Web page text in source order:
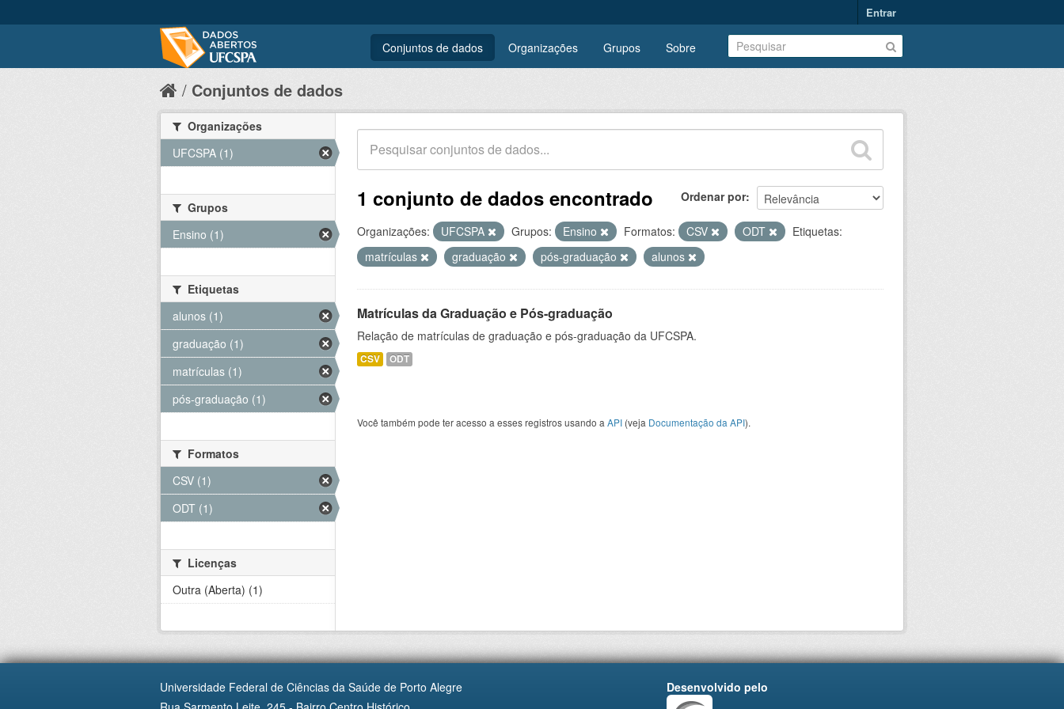
Entrar
Conjuntos de dados Organizações Grupos Sobre
Conjuntos de dados
Ordenar por
1 conjunto de dados encontrado
Organizações: UFCSPA Grupos: Ensino Formatos: CSV ODT
Etiquetas:
matrículas
graduação pós-graduação alunos
Matrículas da Graduação e Pós-graduação
Relação de matrículas de graduação e pós-graduação da UFCSPA.
CSV ODT
Você também pode ter acesso a esses registros usando a API (veja Documentação da API).
Organizações
UFCSPA (1)
Grupos
Ensino (1)
Etiquetas
alunos (1)
graduação (1)
matrículas (1)
pós-graduação (1)
Formatos
CSV (1)
ODT (1)
Licenças
Outra (Aberta) (1)
Universidade Federal de Ciências da Saúde de Porto Alegre
Desenvolvido pelo